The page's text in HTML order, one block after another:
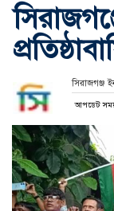
সিরাজগঞ্জ
আপডেট